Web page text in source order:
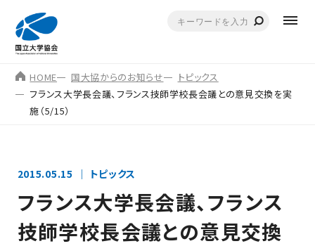
HOME 国大協からのお知らせ
トピックス
フランス大学長会議、フランス技師学校長会議との意見交換を実
施（5/15）
2015.05.15 トピックス
フランス大学長会議、フランス
技師学校長会議との意見交換